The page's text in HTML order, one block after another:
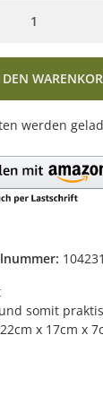
104231
somit
x 17cm x
werden